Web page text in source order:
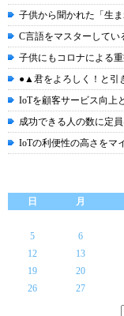
子供から聞かれた「生
C言語をマスターして
子供にもコロナによる
●▲君をよろしく！と引
IoTを顧客サービス向上
成功できる人の数に定
IoTの利便性の高さをマ
日
月
5
6
12
13
19
20
26
27